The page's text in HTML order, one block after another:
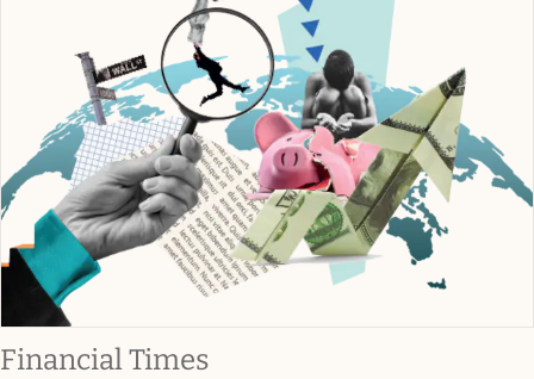
Financial Timesabre en nueva pestaña